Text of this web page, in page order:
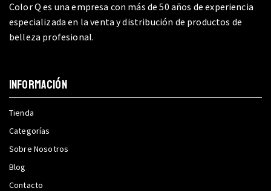
Color Q es una empresa con más de 50 años de experiencia
especializada en la venta y distribución de productos de
belleza profesional.
INFORMACIÓN
Tienda
Categorías
Sobre Nosotros
Blog
Contacto